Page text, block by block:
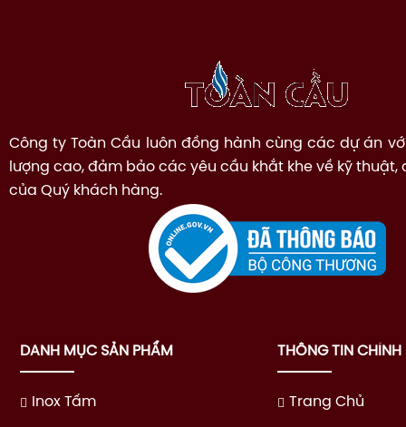
Công ty Toàn Cầu luôn đồng hành cùng các dự án
lượng cao, đảm bảo các yêu cầu khắt khe về kỹ thuật,
của Quý khách hàng.
DANH MỤC SẢN PHẨM
Inox Tấm
THÔNG TIN CHÍNH
Trang Chủ